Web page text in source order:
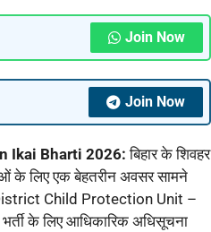
Join Now
Join Now
Ikai Bharti 2026: बिहार के शिवहर
के लिए एक बेहतरीन अवसर सामने
Child Protection Unit –
भर्ती के लिए आधिकारिक अधिसूचना